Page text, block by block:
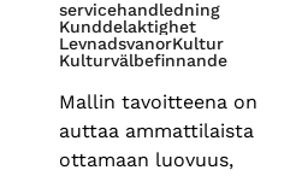
servicehandledning
Kunddelaktighet
LevnadsvanorKultur
Kulturvälbefinnande
Mallin tavoitteena on
auttaa ammattilaista
ottamaan luovuus,